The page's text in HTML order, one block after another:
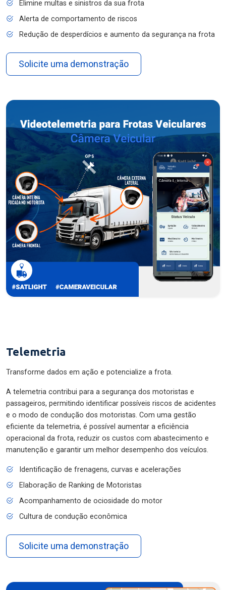
Elimine multas e sinistros da sua frota
Alerta de comportamento de riscos
Redução de desperdícios e aumento da segurança na frota
Solicite uma demonstração
Telemetria
Transforme dados em ação e potencialize a frota.
A telemetria contribui para a segurança dos motoristas e
passageiros, permitindo identificar possíveis riscos de acidentes
e o modo de condução dos motoristas. Com uma gestão
eficiente da telemetria, é possível aumentar a eficiência
operacional da frota, reduzir os custos com abastecimento e
manutenção e garantir um melhor desempenho dos veículos.
Identificação de frenagens, curvas e acelerações
Elaboração de Ranking de Motoristas
Acompanhamento de ociosidade do motor
Cultura de condução econômica
Solicite uma demonstração